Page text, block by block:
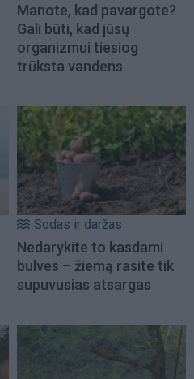
Manote, kad pavargote?
Gali būti, kad jūsų
organizmui tiesiog
trūksta vandens
Sodas ir daržas
Nedarykite to kasdami
bulves – žiemą rasite tik
supuvusias atsargas